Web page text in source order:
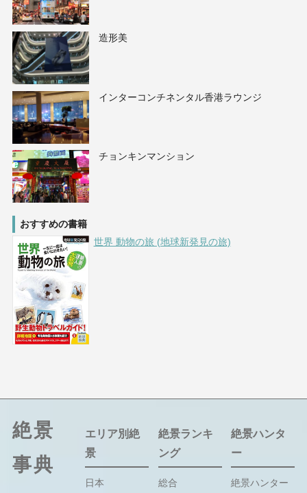
造形美
インターコンチネンタル香港ラウンジ
チョンキンマンション
おすすめの書籍
世界 動物の旅 (地球新発見の旅)
絶景
事典
エリア別絶
景
日本
絶景ランキ
ング
総合
絶景ハンタ
ー
絶景ハンター